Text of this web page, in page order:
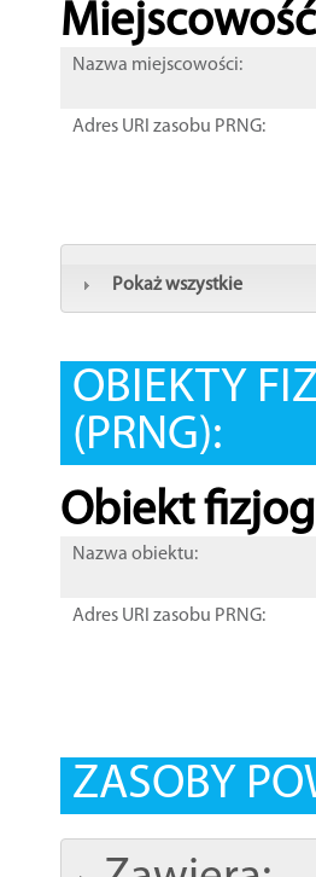
Nazwa miejscowości:
Adres URI zasobu PRNG:
Pokaż wszystkie
OBIEKTY
(PRNG):
Obiekt
Nazwa obiektu:
Adres URI zasobu PRNG:
ZASOBY